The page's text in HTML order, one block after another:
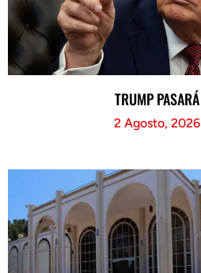
TRUMP PASARÁ
2 Agosto, 2026